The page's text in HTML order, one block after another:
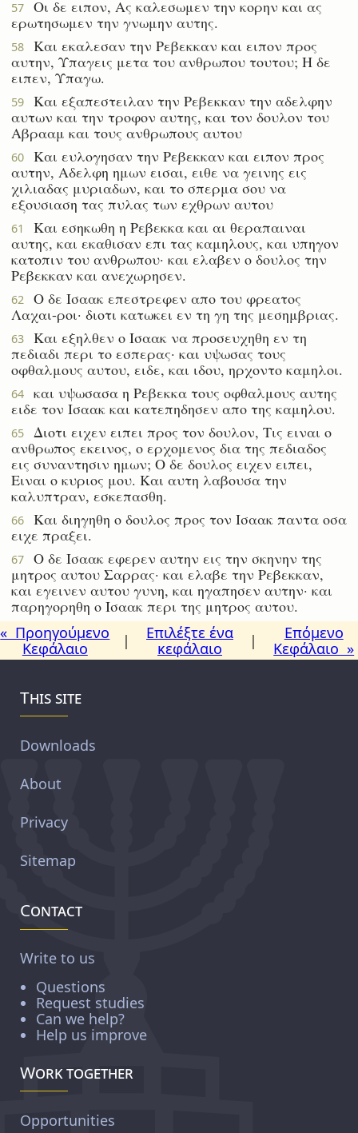
57
Οι δε ειπον, Ας καλεσωμεν την κορην και ας
ερωτησωμεν την γνωμην αυτης.
58
Και εκαλεσαν την Ρεβεκκαν και ειπον προς
αυτην, Υπαγεις μετα του ανθρωπου τουτου; Η δε
ειπεν, Υπαγω.
59
Και εξαπεστειλαν την Ρεβεκκαν την αδελφην
αυτων και την τροφον αυτης, και τον δουλον του
Αβρααμ και τους ανθρωπους αυτου
60
Και ευλογησαν την Ρεβεκκαν και ειπον προς
αυτην, Αδελφη ημων εισαι, ειθε να γεινης εις
χιλιαδας μυριαδων, και το σπερμα σου να
εξουσιαση τας πυλας των εχθρων αυτου
61
Και εσηκωθη η Ρεβεκκα και αι θεραπαιναι
αυτης, και εκαθισαν επι τας καμηλους, και υπηγον
κατοπιν του ανθρωπου· και ελαβεν ο δουλος την
Ρεβεκκαν και ανεχωρησεν.
62
Ο δε Ισαακ επεστρεφεν απο του φρεατος
Λαχαι-ροι· διοτι κατωκει εν τη γη της μεσημβριας.
63
Και εξηλθεν ο Ισαακ να προσευχηθη εν τη
πεδιαδι περι το εσπερας· και υψωσας τους
οφθαλμους αυτου, ειδε, και ιδου, ηρχοντο καμηλοι.
64
και υψωσασα η Ρεβεκκα τους οφθαλμους αυτης
ειδε τον Ισαακ και κατεπηδησεν απο της καμηλου.
65
Διοτι ειχεν ειπει προς τον δουλον, Τις ειναι ο
ανθρωπος εκεινος, ο ερχομενος δια της πεδιαδος
εις συναντησιν ημων; Ο δε δουλος ειχεν ειπει,
Ειναι ο κυριος μου. Και αυτη λαβουσα την
καλυπτραν, εσκεπασθη.
66
Και διηγηθη ο δουλος προς τον Ισαακ παντα οσα
ειχε πραξει.
67
Ο δε Ισαακ εφερεν αυτην εις την σκηνην της
μητρος αυτου Σαρρας· και ελαβε την Ρεβεκκαν,
και εγεινεν αυτου γυνη, και ηγαπησεν αυτην· και
παρηγορηθη ο Ισαακ περι της μητρος αυτου.
« Προηγούμενο
Κεφάλαιο
|
Επιλέξτε ένα
κεφάλαιο
|
Επόμενο
Κεφάλαιο »
This site
Downloads
About
Privacy
Sitemap
Contact
Write to us
Questions
Request studies
Can we help?
Help us improve
Work together
Opportunities